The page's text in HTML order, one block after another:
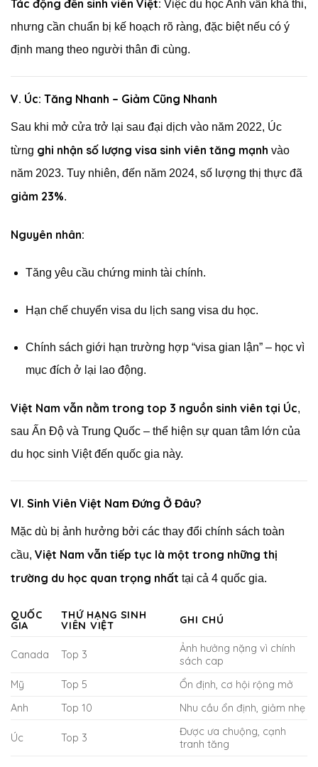
Tác động đến sinh viên Việt: Việc du học Anh vẫn khả thi,
nhưng cần chuẩn bị kế hoạch rõ ràng, đặc biệt nếu có ý
định mang theo người thân đi cùng.
V. Úc: Tăng Nhanh – Giảm Cũng Nhanh
Sau khi mở cửa trở lại sau đại dịch vào năm 2022, Úc
từng ghi nhận số lượng visa sinh viên tăng mạnh vào
năm 2023. Tuy nhiên, đến năm 2024, số lượng thị thực đã
giảm 23%.
Nguyên nhân:
Tăng yêu cầu chứng minh tài chính.
Hạn chế chuyển visa du lịch sang visa du học.
Chính sách giới hạn trường hợp “visa gian lận” – học vì
mục đích ở lại lao động.
Việt Nam vẫn nằm trong top 3 nguồn sinh viên tại Úc,
sau Ấn Độ và Trung Quốc – thể hiện sự quan tâm lớn của
du học sinh Việt đến quốc gia này.
VI. Sinh Viên Việt Nam Đứng Ở Đâu?
Mặc dù bị ảnh hưởng bởi các thay đổi chính sách toàn
cầu, Việt Nam vẫn tiếp tục là một trong những thị
trường du học quan trọng nhất tại cả 4 quốc gia.
QUỐC
GIA
THỨ HẠNG SINH
VIÊN VIỆT
GHI CHÚ
Canada Top 3
Ảnh hưởng nặng vì chính
sách cap
Mỹ
Top 5
Ổn định, cơ hội rộng mở
Anh
Top 10 Nhu cầu ổn định, giảm nhẹ
Úc Top 3
Được ưa chuộng, cạnh
tranh tăng